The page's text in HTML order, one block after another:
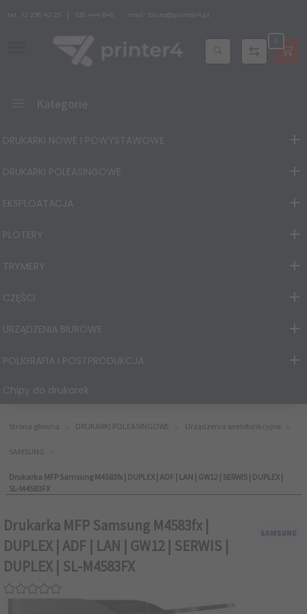
tel. 12 296 40 25 535 444 845 mail: biuro@printer4.pl
Kategorie
DRUKARKI NOWE I POWYSTAWOWE
DRUKARKI POLEASINGOWE
EKSPLOATACJA
PLOTERY
TRYMERY
CZĘŚCI
URZĄDZENIA BIUROWE
POLIGRAFIA I POSTPRODUKCJA
Chipy do drukarek
Strona główna DRUKARKI POLEASINGOWE Urządzenia wielofunkcyjne
SAMSUNG
Drukarka MFP Samsung M4583fx | DUPLEX | ADF | LAN | GW12 | SERWIS | DUPLEX |
SL-M4583FX
Drukarka MFP Samsung M4583fx |
DUPLEX | ADF | LAN | GW12 | SERWIS |
DUPLEX | SL-M4583FX